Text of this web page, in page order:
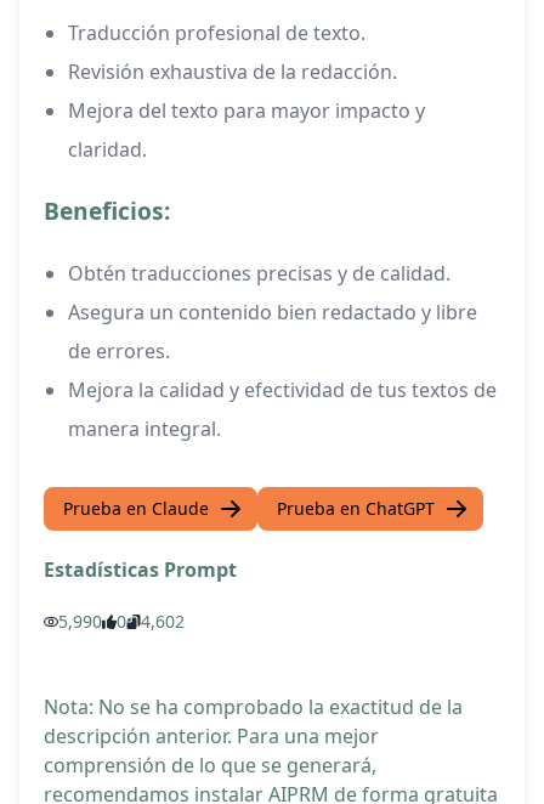
Traducción profesional de texto.
Revisión exhaustiva de la redacción.
Mejora del texto para mayor impacto y
claridad.
Beneficios:
Obtén traducciones precisas y de calidad.
Asegura un contenido bien redactado y libre
de errores.
Mejora la calidad y efectividad de tus textos de
manera integral.
Prueba en Claude Prueba en ChatGPT
Estadísticas Prompt
5,990 0 4,602
Nota: No se ha comprobado la exactitud de la
descripción anterior. Para una mejor
comprensión de lo que se generará,
recomendamos instalar AIPRM de forma gratuita